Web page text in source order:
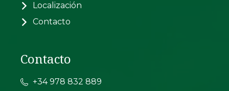
Localización
Contacto
Contacto
+34 978 832 889